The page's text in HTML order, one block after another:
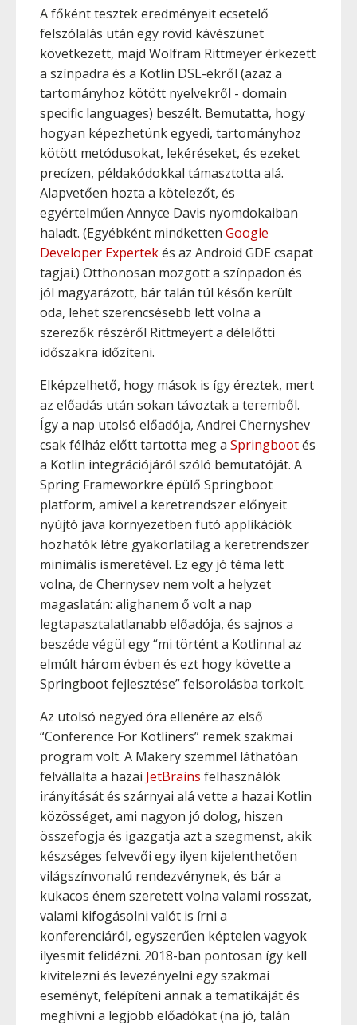
A főként tesztek eredményeit ecsetelő
felszólalás után egy rövid kávészünet
következett, majd Wolfram Rittmeyer érkezett
a színpadra és a Kotlin DSL-ekről (azaz a
tartományhoz kötött nyelvekről - domain
specific languages) beszélt. Bemutatta, hogy
hogyan képezhetünk egyedi, tartományhoz
kötött metódusokat, lekéréseket, és ezeket
precízen, példakódokkal támasztotta alá.
Alapvetően hozta a kötelezőt, és
egyértelműen Annyce Davis nyomdokaiban
haladt. (Egyébként mindketten Google
Developer Expertekés az Android GDE csapat
tagjai.) Otthonosan mozgott a színpadon és
jól magyarázott, bár talán túl későn került
oda, lehet szerencsésebb lett volna a
szerezők részéről Rittmeyert a délelőtti
időszakra időzíteni.
Elképzelhető, hogy mások is így éreztek, mert
az előadás után sokan távoztak a teremből.
Így a nap utolsó előadója, Andrei Chernyshev
csak félház előtt tartotta meg a Springbootés
a Kotlin integrációjáról szóló bemutatóját. A
Spring Frameworkre épülő Springboot
platform, amivel a keretrendszer előnyeit
nyújtó java környezetben futó applikációk
hozhatók létre gyakorlatilag a keretrendszer
minimális ismeretével. Ez egy jó téma lett
volna, de Chernysev nem volt a helyzet
magaslatán: alighanem ő volt a nap
legtapasztalatlanabb előadója, és sajnos a
beszéde végül egy “mi történt a Kotlinnal az
elmúlt három évben és ezt hogy követte a
Springboot fejlesztése” felsorolásba torkolt.
Az utolsó negyed óra ellenére az első
“Conference For Kotliners” remek szakmai
program volt. A Makery szemmel láthatóan
felvállalta a hazai JetBrains felhasználók
irányítását és szárnyai alá vette a hazai Kotlin
közösséget, ami nagyon jó dolog, hiszen
összefogja és igazgatja azt a szegmenst, akik
készséges felvevői egy ilyen kijelenthetően
világszínvonalú rendezvénynek, és bár a
kukacos énem szeretett volna valami rosszat,
valami kifogásolni valót is írni a
konferenciáról, egyszerűen képtelen vagyok
ilyesmit felidézni. 2018-ban pontosan így kell
kivitelezni és levezényelni egy szakmai
eseményt, felépíteni annak a tematikáját és
meghívni a legjobb előadókat (na jó, talán